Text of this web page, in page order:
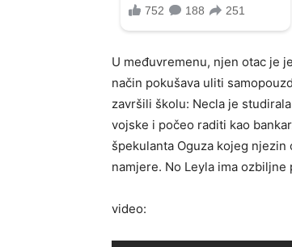
U međuvremenu, njen otac je
način pokušava uliti
završili školu: Necla je
vojske i počeo raditi kao
špekulanta Oguza kojeg
namjere. No Leyla ima
video: